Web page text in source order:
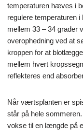
temperaturen hæves i
regulere temperaturen
mellem 33 – 34 grader
overophedning ved at
kroppen for at
mellem hvert
reflekteres end
Når værtsplanten er
står på hele
vokse til en længde på